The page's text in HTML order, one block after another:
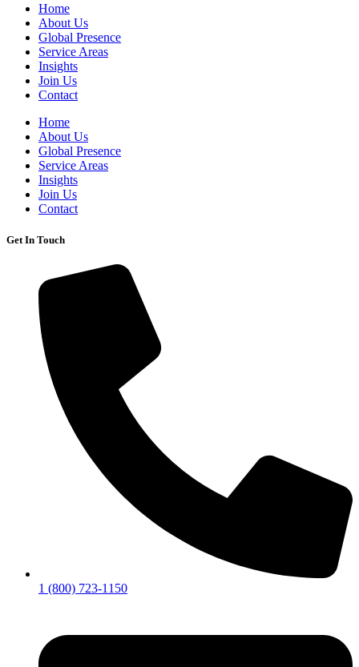
Home
About Us
Global Presence
Service Areas
Insights
Join Us
Contact
Home
About Us
Global Presence
Service Areas
Insights
Join Us
Contact
Get In Touch
1 (800) 723-1150